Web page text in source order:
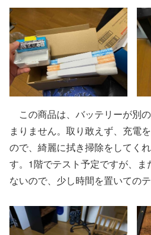
この商品は、バッテリーが別
まりません。取り敢えず、充電
ので、綺麗に拭き掃除をしてく
す。1階でテスト予定ですが、ま
ないので、少し時間を置いてのテ